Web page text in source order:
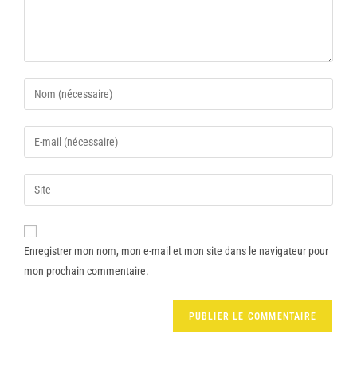
Enregistrer mon nom, mon e-mail et mon site dans le navigateur pour
mon prochain commentaire.